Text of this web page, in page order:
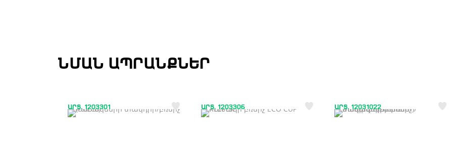
ՆՄԱՆ ԱՊՐԱՆՔՆԵՐ
ԱՐՏ. 1203301 ԱՐՏ. 1203306 ԱՐՏ. 12031022